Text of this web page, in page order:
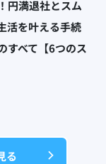
円満退社とスム
活を叶える手続
すべて【6つのス
る